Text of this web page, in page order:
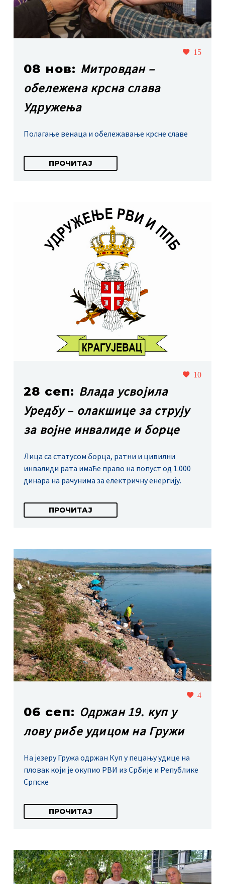
15
08 нов: Митровдан –
обележена крсна слава
Удружења
Полагање венаца и обележавање крсне славе
ПРОЧИТАЈ
10
28 сеп: Влада усвојила
Уредбу – олакшице за струју
за војне инвалиде и борце
Лица са статусом борца, ратни и цивилни
инвалиди рата имаће право на попуст од 1.000
динара на рачунима за електричну енергију.
ПРОЧИТАЈ
4
06 сеп: Одржан 19. куп у
лову рибе удицом на Гружи
На језеру Гружа одржан Куп у пецању удице на
пловак који је окупио РВИ из Србије и Републике
Српске
ПРОЧИТАЈ